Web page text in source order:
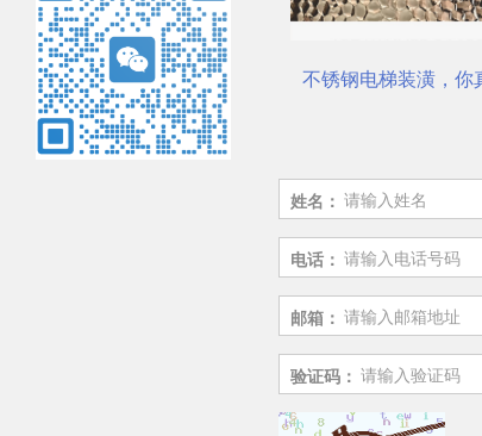
电梯不锈钢装饰板厂家 不锈钢电梯装潢，你
姓名：
电话：
邮箱：
验证码：